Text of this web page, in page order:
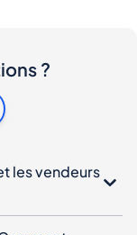
?
les vendeurs